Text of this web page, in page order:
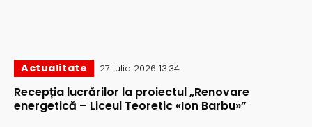
Actualitate 27 iulie 2026 13:34
Recepția lucrărilor la proiectul „Renovare
energetică – Liceul Teoretic «Ion Barbu»”